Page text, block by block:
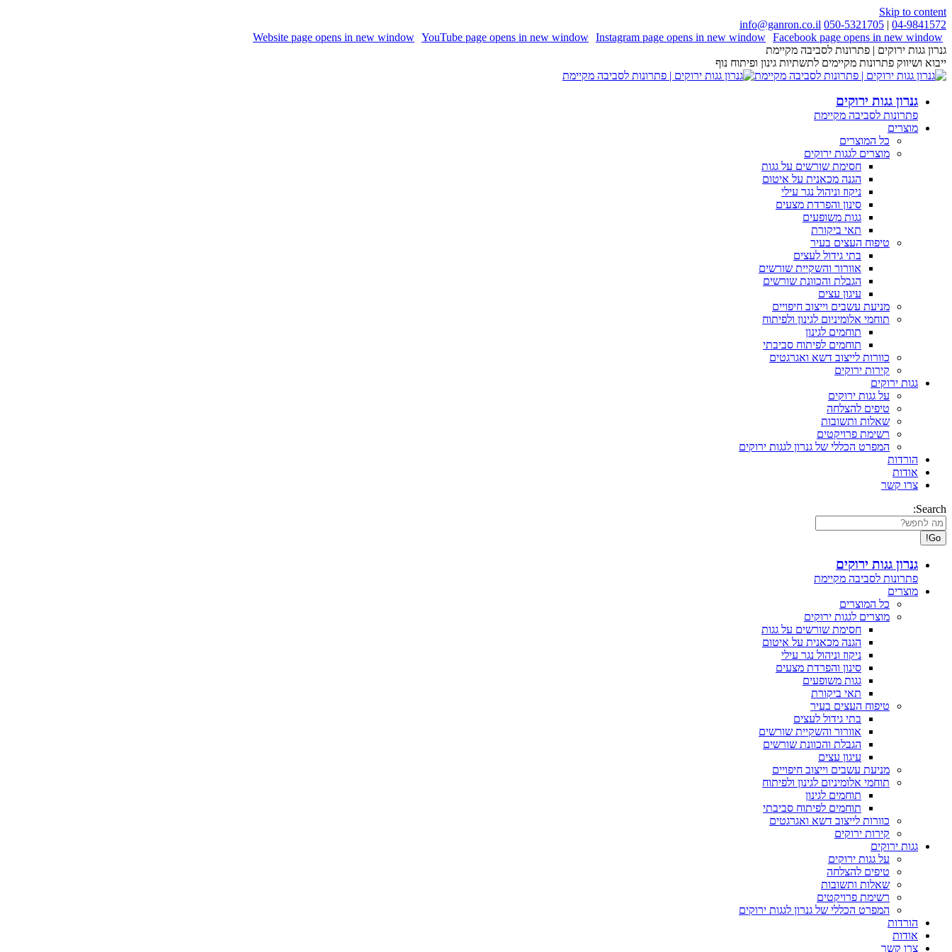
Skip to content
04-9841572
|
050-5321705
info@ganron.co.il
Website page opens in new window YouTube page opens in new window Instagram page opens in new window Facebook page opens in new window
גנרון גגות ירוקים | פתרונות לסביבה מקיימת
ייבוא ושיווק פתרונות מקיימים לתשתיות גינון ופיתוח נוף
גנרון גגות ירוקים
פתרונות לסביבה מקיימת
מוצרים
כל המוצרים
מוצרים לגגות ירוקים
חסימת שורשים על גגות
הגנה מכאנית על איטום
ניקוז וניהול נגר עילי
סינון והפרדת מצעים
גגות משופעים
תאי ביקורת
טיפוח העצים בעיר
בתי גידול לעצים
אוורור והשקיית שורשים
הגבלת והכוונת שורשים
עיגון עצים
מניעת עשבים וייצוב חיפויים
תוחמי אלומיניום לגינון ולפיתוח
תוחמים לגינון
תוחמים לפיתוח סביבתי
כוורות לייצוב דשא ואגרגטים
קירות ירוקים
גגות ירוקים
על גגות ירוקים
טיפים להצלחה
שאלות ותשובות
רשימת פרויקטים
המפרט הכללי של גנרון לגגות ירוקים
הורדות
אודות
צרו קשר
Search:
גנרון גגות ירוקים
פתרונות לסביבה מקיימת
מוצרים
כל המוצרים
מוצרים לגגות ירוקים
חסימת שורשים על גגות
הגנה מכאנית על איטום
ניקוז וניהול נגר עילי
סינון והפרדת מצעים
גגות משופעים
תאי ביקורת
טיפוח העצים בעיר
בתי גידול לעצים
אוורור והשקיית שורשים
הגבלת והכוונת שורשים
עיגון עצים
מניעת עשבים וייצוב חיפויים
תוחמי אלומיניום לגינון ולפיתוח
תוחמים לגינון
תוחמים לפיתוח סביבתי
כוורות לייצוב דשא ואגרגטים
קירות ירוקים
גגות ירוקים
על גגות ירוקים
טיפים להצלחה
שאלות ותשובות
רשימת פרויקטים
המפרט הכללי של גנרון לגגות ירוקים
הורדות
אודות
צרו קשר